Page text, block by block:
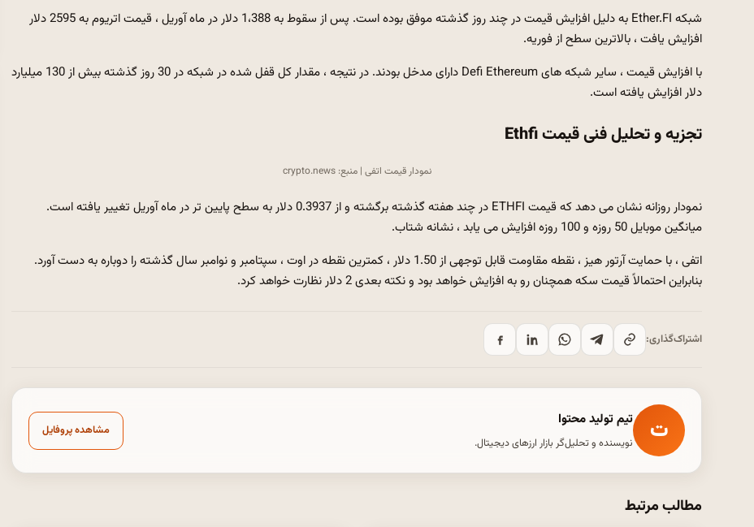
شبکه Ether.FI به دلیل افزایش قیمت در چند روز گذشته موفق بوده است. پس از سقوط به 1،388 دلار در ماه آوریل ، قیمت اتریوم به 2595 دلار
افزایش یافت ، بالاترین سطح از فوریه.
با افزایش قیمت ، سایر شبکه های Defi Ethereum دارای مدخل بودند. در نتیجه ، مقدار کل قفل شده در شبکه در 30 روز گذشته بیش از 130 میلیارد
دلار افزایش یافته است.
تجزیه و تحلیل فنی قیمت Ethfi
نمودار قیمت اتفی | منبع: crypto.news
نمودار روزانه نشان می دهد که قیمت ETHFI در چند هفته گذشته برگشته و از 0.3937 دلار به سطح پایین تر در ماه آوریل تغییر یافته است.
میانگین موبایل 50 روزه و 100 روزه افزایش می یابد ، نشانه شتاب.
اتفی ، با حمایت آرتور هیز ، نقطه مقاومت قابل توجهی از 1.50 دلار ، کمترین نقطه در اوت ، سپتامبر و نوامبر سال گذشته را دوباره به دست آورد.
بنابراین احتمالاً قیمت سکه همچنان رو به افزایش خواهد بود و نکته بعدی 2 دلار نظارت خواهد کرد.
اشتراک‌گذاری:
ت تیم تولید محتوا
نویسنده و تحلیل‌گر بازار ارزهای دیجیتال.
مشاهده پروفایل
مطالب مرتبط